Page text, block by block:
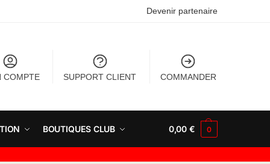
Devenir partenaire
COMPTE
SUPPORT CLIENT COMMANDER
BOUTIQUES CLUB 0,00€ 0